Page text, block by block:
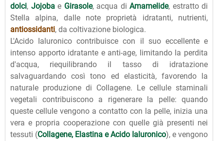
dolci, Jojobae Girasole, acqua di Amamelide, estratto di
Stella alpina, dalle note proprietà idratanti, nutrienti,
antiossidanti, da coltivazione biologica.
L'Acido Ialuronico contribuisce con il suo eccellente e
intenso apporto idratante e anti-age, limitando la perdita
d'acqua, riequilibrando il tasso di idratazione
salvaguardando così tono ed elasticità, favorendo la
naturale produzione di Collagene. Le cellule staminali
vegetali contribuiscono a rigenerare la pelle: quando
queste cellule vengono a contatto con la pelle, inizia una
vera e propria cooperazione con quelle già presenti nei
tessuti (Collagene, Elastina e Acido Ialuronico), e vengono